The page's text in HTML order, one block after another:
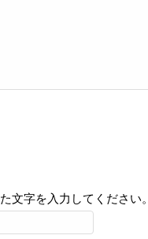
文字を入力してください。